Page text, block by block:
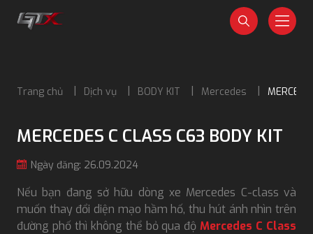
Trang chủ Dịch vụ BODY KIT Mercedes
MERCEDES C CLASS C63 BODY KIT
Ngày đăng: 26.09.2024
Nếu bạn đang sở hữu dòng xe Mercedes C-class và
muốn thay đổi diện mạo hầm hố, thu hút ánh nhìn trên
đường phố thì không thể bỏ qua độMercedes C Class